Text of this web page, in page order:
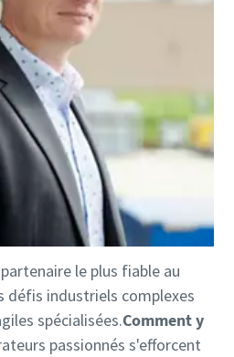
le plus fiable au
défis industriels complexes
spécialisées.Comment y
passionnés s'efforcent